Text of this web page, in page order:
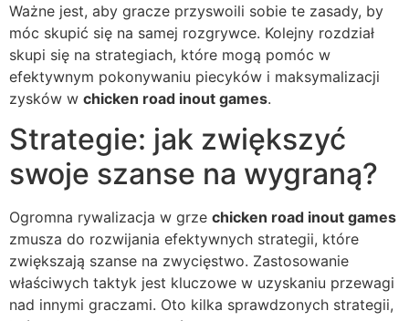
Ważne jest, aby gracze przyswoili sobie te zasady, by
móc skupić się na samej rozgrywce. Kolejny rozdział
skupi się na strategiach, które mogą pomóc w
efektywnym pokonywaniu piecyków i maksymalizacji
zysków w chicken road inout games.
Strategie: jak zwiększyć
swoje szanse na wygraną?
Ogromna rywalizacja w grze chicken road inout games
zmusza do rozwijania efektywnych strategii, które
zwiększają szanse na zwycięstwo. Zastosowanie
właściwych taktyk jest kluczowe w uzyskaniu przewagi
nad innymi graczami. Oto kilka sprawdzonych strategii,